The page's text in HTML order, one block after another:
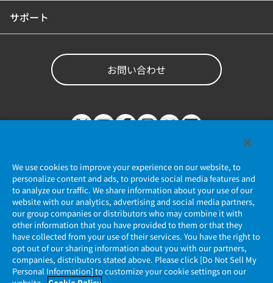
サポート
お問い合わせ
個人情報保護ポリシー
JAE Cookie Policy
マイナンバー情報保護ポリシー
We use cookies to improve your experience on our website, to
personalize content and ads, to provide social media features and
to analyze our traffic. We share information about your use of our
website with our analytics, advertising and social media partners,
our group companies or distributors who may combine it with
other information that you have provided to them or that they
have collected from your use of their services. You have the right to
opt out of our sharing information about you with our partners,
companies, distributors stated above. Please click [Do Not Sell My
Personal Information] to customize your cookie settings on our